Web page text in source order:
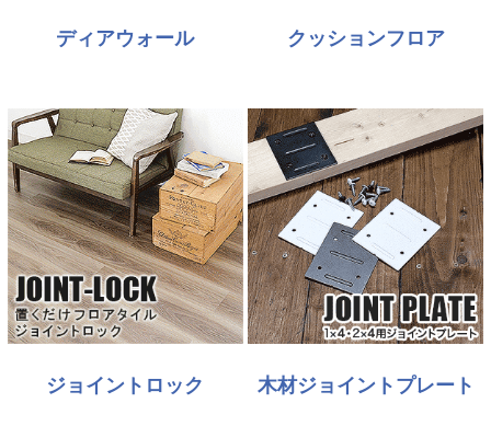
ディアウォール クッションフロア
ジョイントロック 木材ジョイントプレート